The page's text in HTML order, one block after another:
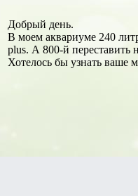
Добрый день.
В моем аквариуме 240
plus. А 800-й переставить
Хотелось бы узнать ваше